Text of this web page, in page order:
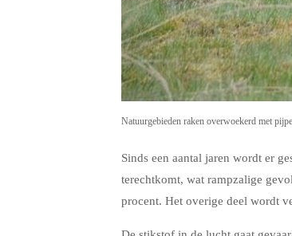
Natuurgebieden raken overwoekerd met
Sinds een aantal jaren wordt er
terechtkomt, wat rampzalige
procent. Het overige deel wordt